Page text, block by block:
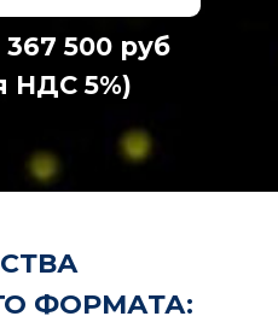
367 500 руб
НДС 5%)
ФОРМАТА: